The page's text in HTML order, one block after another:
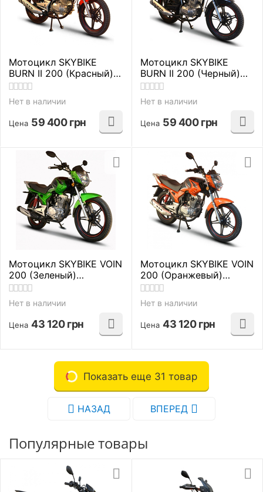
Мотоцикл SKYBIKE
BURN II 200 (Красный)
дорожные
Нет в наличии
Цена 59 400 грн
Мотоцикл SKYBIKE
BURN II 200 (Черный)
дорожные
Нет в наличии
Цена 59 400 грн
Мотоцикл SKYBIKE VOIN
200 (Зеленый)
дорожные
Нет в наличии
Цена 43 120 грн
Мотоцикл SKYBIKE VOIN
200 (Оранжевый)
дорожные
Нет в наличии
Цена 43 120 грн
Показать еще 31 товар
НАЗАД ВПЕРЕД
Популярные товары